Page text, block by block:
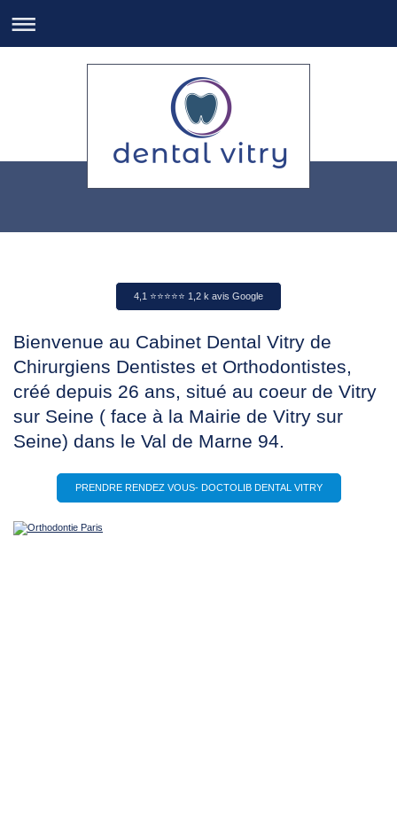
4,1 ⭐️⭐️⭐️⭐️⭐️ 1,2 k avis Google
Bienvenue au Cabinet Dental Vitry de
Chirurgiens Dentistes et Orthodontistes,
créé depuis 26 ans, situé au coeur de Vitry
sur Seine ( face à la Mairie de Vitry sur
Seine) dans le Val de Marne 94.
PRENDRE RENDEZ VOUS- DOCTOLIB DENTAL VITRY